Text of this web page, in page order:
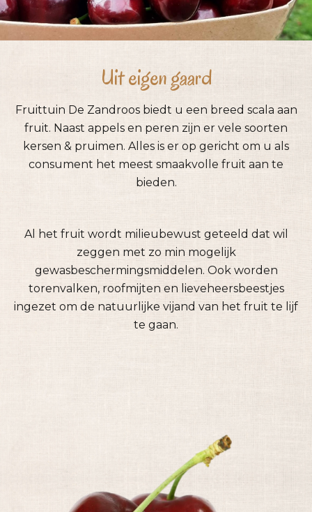
Uit eigen gaard
Fruittuin De Zandroos biedt u een breed scala aan
fruit. Naast appels en peren zijn er vele soorten
kersen & pruimen. Alles is er op gericht om u als
consument het meest smaakvolle fruit aan te
bieden.
Al het fruit wordt milieubewust geteeld dat wil
zeggen met zo min mogelijk
gewasbeschermingsmiddelen. Ook worden
torenvalken, roofmijten en lieveheersbeestjes
ingezet om de natuurlijke vijand van het fruit te lijf
te gaan.